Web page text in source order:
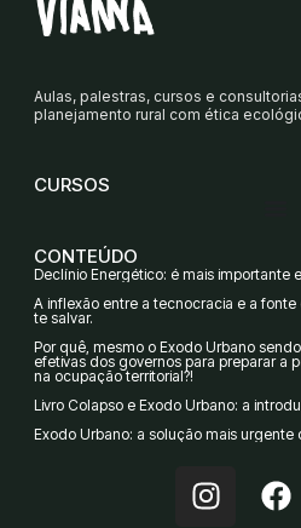
Aulas, palestras, cursos e
planejamento rural com ética
CURSOS
CONTEÚDO
Declínio Energético: é mais importante
A inflexão entre a tecnocracia e a
te salvar.
Por quê, mesmo o Êxodo Urbano
efetivas dos governos para preparar a
na ocupação territorial?!
Livro Colapso e Êxodo Urbano: a
Êxodo Urbano: a solução mais urgente
I
n
F
a